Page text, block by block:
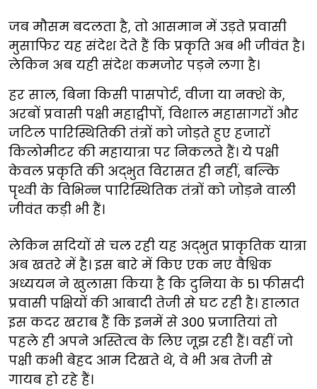
जब मौसम बदलता है, तो आसमान में उड़ते प्रवासी
मुसाफिर यह संदेश देते हैं कि प्रकृति अब भी जीवंत है।
लेकिन अब यही संदेश कमजोर पड़ने लगा है।
हर साल, बिना किसी पासपोर्ट, वीजा या नक्शे के,
अरबों प्रवासी पक्षी महाद्वीपों, विशाल महासागरों और
जटिल पारिस्थितिकी तंत्रों को जोड़ते हुए हजारों
किलोमीटर की महायात्रा पर निकलते हैं। ये पक्षी
केवल प्रकृति की अद्भुत विरासत ही नहीं, बल्कि
पृथ्वी के विभिन्न पारिस्थितिक तंत्रों को जोड़ने वाली
जीवंत कड़ी भी हैं।
लेकिन सदियों से चल रही यह अद्भुत प्राकृतिक यात्रा
अब खतरे में है। इस बारे में किए एक नए वैश्विक
अध्ययन ने खुलासा किया है कि दुनिया के 51 फीसदी
प्रवासी पक्षियों की आबादी तेजी से घट रही है। हालात
इस कदर खराब हैं कि इनमें से 300 प्रजातियां तो
पहले ही अपने अस्तित्व के लिए जूझ रही हैं। वहीं जो
पक्षी कभी बेहद आम दिखते थे, वे भी अब तेजी से
गायब हो रहे हैं।